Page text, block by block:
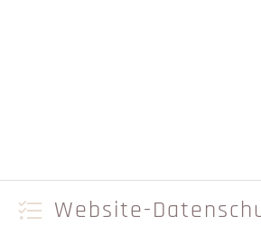
Website-